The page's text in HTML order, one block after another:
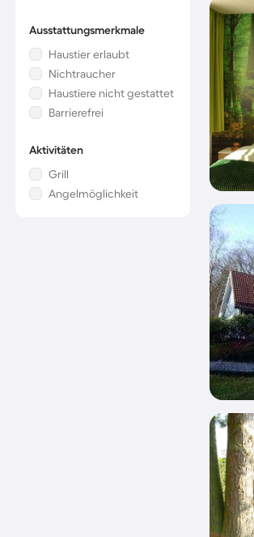
Ausstattungsmerkmale
Haustier erlaubt
Nichtraucher
Haustiere nicht gestattet
Barrierefrei
Aktivitäten
Grill
Angelmöglichkeit